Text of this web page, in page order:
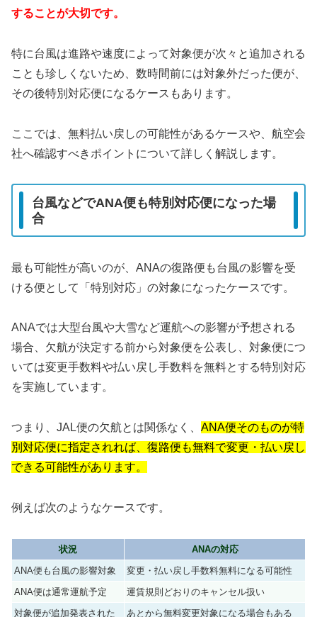
することが大切です。
特に台風は進路や速度によって対象便が次々と追加される
ことも珍しくないため、数時間前には対象外だった便が、
その後特別対応便になるケースもあります。
ここでは、無料払い戻しの可能性があるケースや、航空会
社へ確認すべきポイントについて詳しく解説します。
台風などでANA便も特別対応便になった場
合
最も可能性が高いのが、ANAの復路便も台風の影響を受
ける便として「特別対応」の対象になったケースです。
ANAでは大型台風や大雪など運航への影響が予想される
場合、欠航が決定する前から対象便を公表し、対象便につ
いては変更手数料や払い戻し手数料を無料とする特別対応
を実施しています。
つまり、JAL便の欠航とは関係なく、 ANA便そのものが特
別対応便に指定されれば、復路便も無料で変更・払い戻し
できる可能性があります。
例えば次のようなケースです。
状況
ANAの対応
ANA便も台風の影響対象
変更・払い戻し手数料無料になる可能性
ANA便は通常運航予定
運賃規則どおりのキャンセル扱い
対象便が追加発表された
あとから無料変更対象になる場合もある